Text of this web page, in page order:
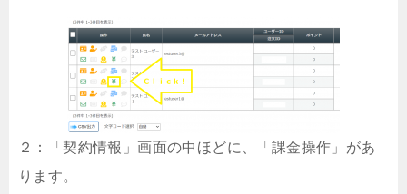
２：「契約情報」画面の中ほどに、「課金操作」があ
ります。